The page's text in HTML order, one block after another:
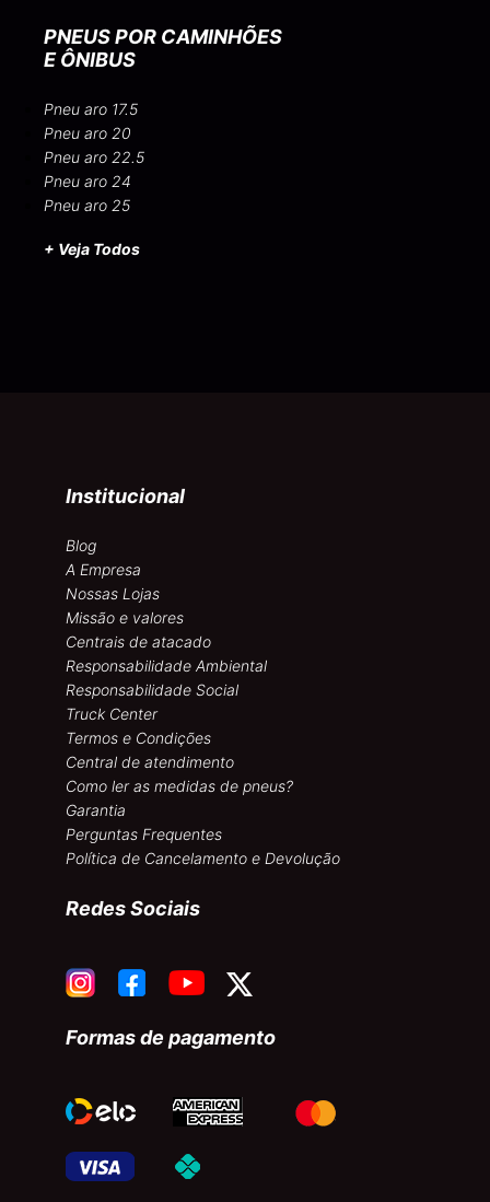
PNEUS POR CAMINHÕES
E ÔNIBUS
Pneu aro 17.5
Pneu aro 20
Pneu aro 22.5
Pneu aro 24
Pneu aro 25
+ Veja Todos
Institucional
Blog
A Empresa
Nossas Lojas
Missão e valores
Centrais de atacado
Responsabilidade Ambiental
Responsabilidade Social
Truck Center
Termos e Condições
Central de atendimento
Como ler as medidas de pneus?
Garantia
Perguntas Frequentes
Política de Cancelamento e Devolução
Redes Sociais
Formas de pagamento